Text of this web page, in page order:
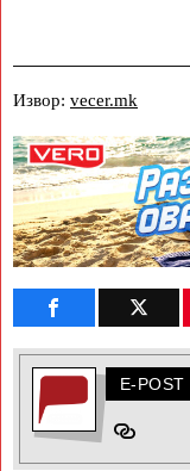
Извор: vecer.mk
E-POST